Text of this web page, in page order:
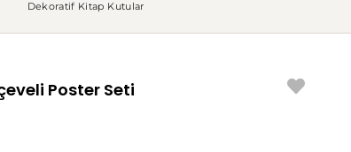
Dekoratif Kitap Kutular
Poster Seti